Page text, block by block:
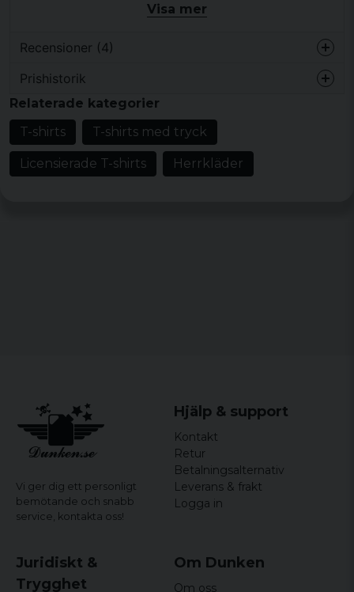
eller öppen skjorta och fungerar för vardag eller när
Motiv/tryck:
Mönster/motiv: panda
Stil/känsla:streetwear-känsla
Design/detaljer:Svarta raglanärmar, svart
halsringning, kontrasterande vit kropp, stort
Visa mer
Recensioner (4)
för 1 år sedan
För priset så är kvaliteten väldig dålig
tyvärr. Väldigt tunt och sladdrigt tyg.
för 2 år sedan
Prishistorik
Relaterade kategorier
T-shirts
T-shirts med tryck
Licensierade T-shirts Herrkläder
Vi ger dig ett personligt
bemötande och snabb
service, kontakta oss!
Hjälp & support
Kontakt
Retur
Betalningsalternativ
Leverans & frakt
Logga in
Juridiskt &
Trygghet
Om Dunken
Om oss